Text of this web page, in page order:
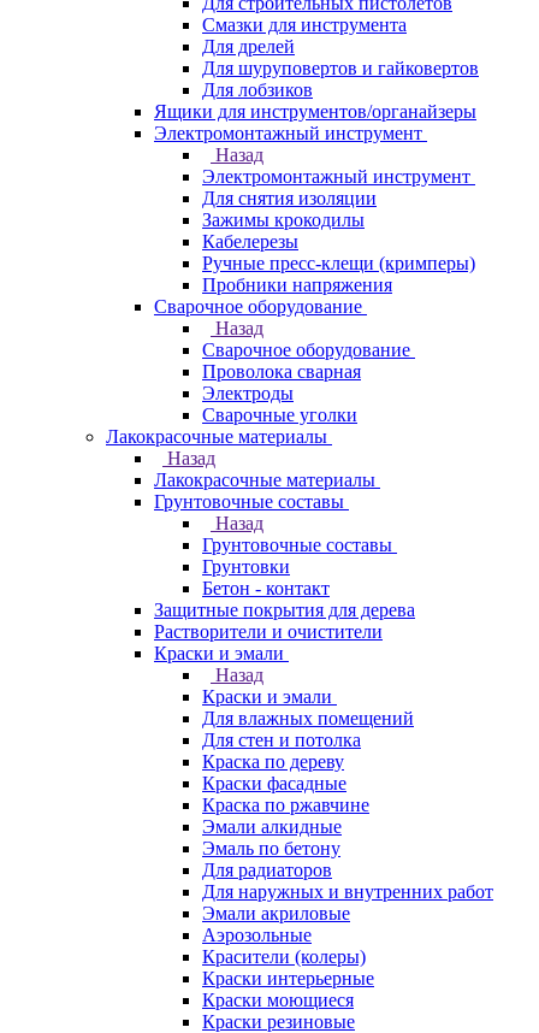
Смазки для инструмента
Для дрелей
Для шуруповертов и гайковертов
Для лобзиков
Ящики для инструментов/органайзеры
Электромонтажный инструмент
Назад
Электромонтажный инструмент
Для снятия изоляции
Зажимы крокодилы
Кабелерезы
Ручные пресс-клещи (кримперы)
Пробники напряжения
Сварочное оборудование
Назад
Сварочное оборудование
Проволока сварная
Электроды
Сварочные уголки
Лакокрасочные материалы
Назад
Лакокрасочные материалы
Грунтовочные составы
Назад
Грунтовочные составы
Грунтовки
Бетон - контакт
Защитные покрытия для дерева
Растворители и очистители
Краски и эмали
Назад
Краски и эмали
Для влажных помещений
Для стен и потолка
Краска по дереву
Краски фасадные
Краска по ржавчине
Эмали алкидные
Эмаль по бетону
Для радиаторов
Для наружных и внутренних работ
Эмали акриловые
Аэрозольные
Красители (колеры)
Краски интерьерные
Краски моющиеся
Краски резиновые